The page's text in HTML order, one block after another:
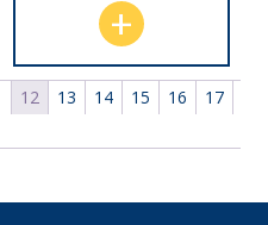
12 13 14 15 16
17